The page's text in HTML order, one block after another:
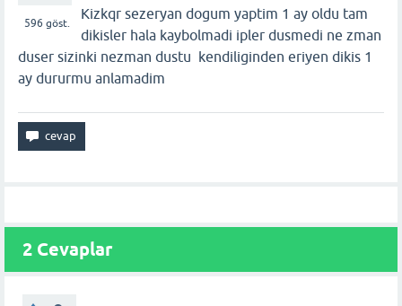
596 göst.
Kizkqr sezeryan dogum yaptim 1 ay oldu tam
dikisler hala kaybolmadi ipler dusmedi ne zman
duser sizinki nezman dustu kendiliginden eriyen dikis 1
ay dururmu anlamadim
2 Cevaplar